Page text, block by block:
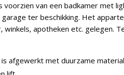
voorzien van een badkamer met
ter beschikking. Het
winkels, apotheken etc. gelegen.
afgewerkt met duurzame